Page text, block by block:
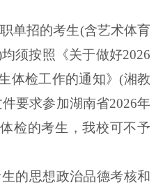
单招的考生(含艺术体育
须按照《关于做好2026
体检工作的通知》(湘教
要求参加湖南省2026年
检的考生，我校可不予
的思想政治品德考核和